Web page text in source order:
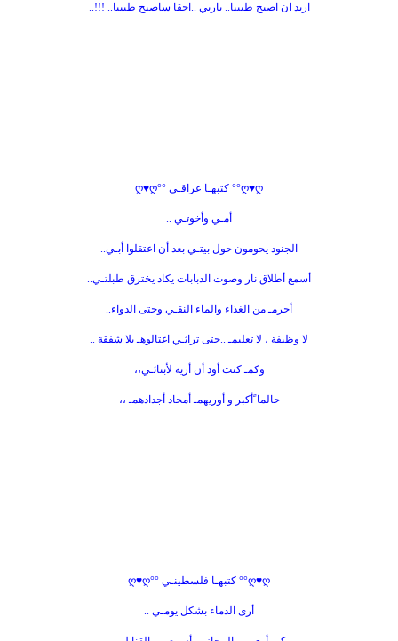
اريد ان اصبح طبيبا.. ياربي ..احقا ساصبح طبيبا.. !!!..
ღ♥ღ°° كتبهـا عراقـي °°ღ♥ღ
أمـي وأخوتـي ..
الجنود يحومون حول بيتـي بعد أن اعتقلوا أبـي..
أسمع أطلاق نار وصوت الدبابات يكاد يخترق طبلتـي..
أحرمـ من الغذاء والماء النقـي وحتى الدواء..
لا وظيفة ، لا تعليمـ ..حتى تراثـي اغتالوهـ بلا شفقة ..
وكمـ كنت أود أن أريه لأبنائـي،،
حالما ًأكبر و أوريهمـ أمجاد أجدادهمـ ،،
ღ♥ღ°° كتبهـا فلسطينـي °°ღ♥ღ
أرى الدماء بشكل يومـي ..